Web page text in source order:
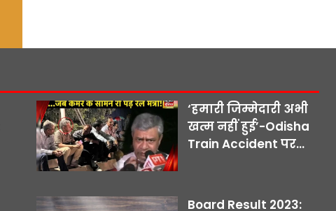
‘हमारी जिम्मेदारी अभी
खत्म नहीं हुई’-Odisha
Train Accident पर...
Board Result 2023: